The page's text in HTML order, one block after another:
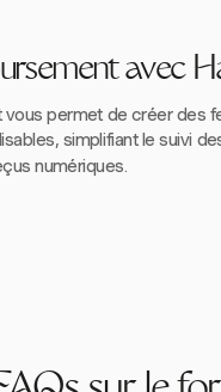
avec
permet de créer des
simplifiant le suivi
numériques.